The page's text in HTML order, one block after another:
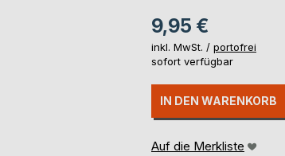
9,95 €
inkl. MwSt. / portofrei
sofort verfügbar
IN DEN WARENKORB
Auf die Merkliste